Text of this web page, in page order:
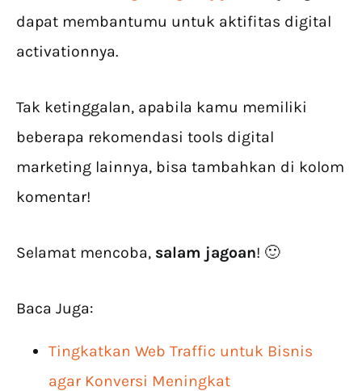
dapat membantumu untuk aktifitas digital
activationnya.
Tak ketinggalan, apabila kamu memiliki
beberapa rekomendasi tools digital
marketing lainnya, bisa tambahkan di kolom
komentar!
Selamat mencoba, salam jagoan! 🙂
Baca Juga:
Tingkatkan Web Traffic untuk Bisnis
agar Konversi Meningkat